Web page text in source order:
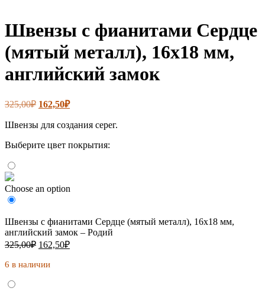
Швензы с фианитами Сердце
(мятый металл), 16х18 мм,
английский замок
325,00₽ Первоначальная
составляла
162,50₽Текущая
162,50₽.
Швензы для создания серег.
Выберите цвет покрытия:
Choose an option
Швензы с фианитами Сердце (мятый металл), 16х18 мм,
английский замок – Родий
325,00₽ Первоначальная
составляла
162,50₽Текущая
6 в наличии